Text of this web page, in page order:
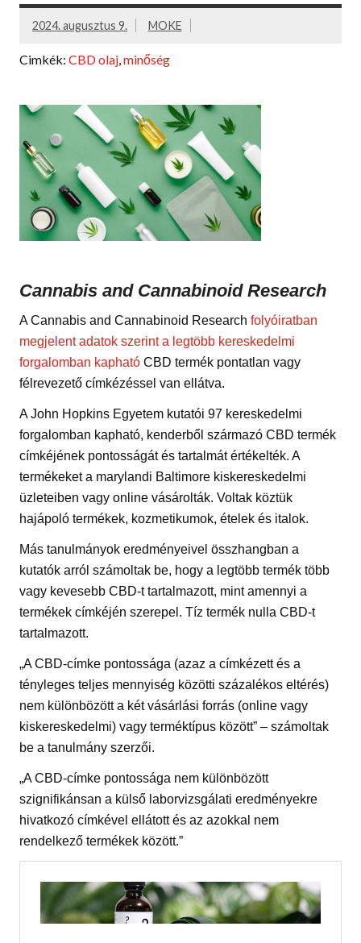
2024. augusztus 9. MOKE
Cimkék: CBD olaj minőség
Cannabis and Cannabinoid Research
A Cannabis and Cannabinoid Research folyóiratban
megjelent adatok szerint a legtöbb kereskedelmi
forgalomban kapható CBD termék pontatlan vagy
félrevezető címkézéssel van ellátva.
A John Hopkins Egyetem kutatói 97 kereskedelmi
forgalomban kapható, kenderből származó CBD termék
címkéjének pontosságát és tartalmát értékelték. A
termékeket a marylandi Baltimore kiskereskedelmi
üzleteiben vagy online vásárolták. Voltak köztük
hajápoló termékek, kozmetikumok, ételek és italok.
Más tanulmányok eredményeivel összhangban a
kutatók arról számoltak be, hogy a legtöbb termék több
vagy kevesebb CBD-t tartalmazott, mint amennyi a
termékek címkéjén szerepel. Tíz termék nulla CBD-t
tartalmazott.
„A CBD-címke pontossága (azaz a címkézett és a
tényleges teljes mennyiség közötti százalékos eltérés)
nem különbözött a két vásárlási forrás (online vagy
kiskereskedelmi) vagy terméktípus között” – számoltak
be a tanulmány szerzői.
„A CBD-címke pontossága nem különbözött
szignifikánsan a külső laborvizsgálati eredményekre
hivatkozó címkével ellátott és az azokkal nem
rendelkező termékek között.”